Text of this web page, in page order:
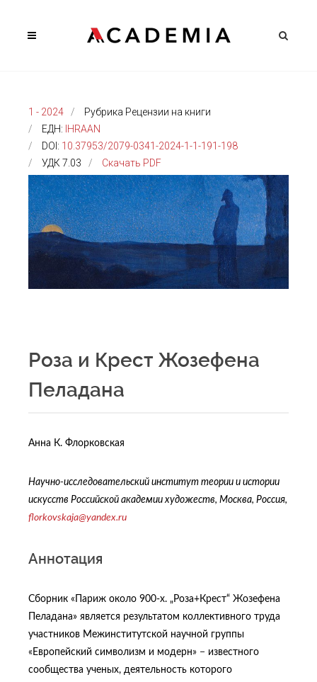
1 - 2024
Рубрика Рецензии на книги
ЕДН: IHRAAN
DOI: 10.37953/2079-0341-2024-1-1-191-198
УДК 7.03
Скачать PDF
Роза и Крест Жозефена
Пеладана
Анна К. Флорковская
Научно-исследовательский институт теории и истории
искусств Российской академии художеств, Москва, Россия,
florkovskaja@yandex.ru
Аннотация
Сборник «Париж около 900-х. „Роза+Крест“ Жозефена
Пеладана» является результатом коллективного труда
участников Межинститутской научной группы
«Европейский символизм и модерн» − известного
сообщества ученых, деятельность которого